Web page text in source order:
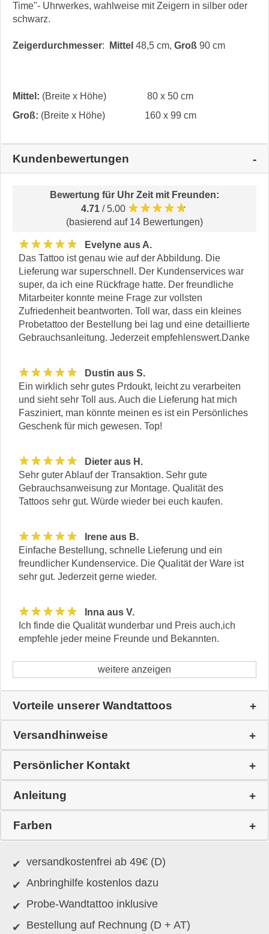
Time"- Uhrwerkes, wahlweise mit Zeigern in silber oder
schwarz.
Zeigerdurchmesser: Mittel 48,5 cm, Groß 90 cm
Mittel: (Breite x Höhe)
80 x 50 cm
Groß: (Breite x Höhe) 160 x 99 cm
Kundenbewertungen
Bewertung für Uhr Zeit mit Freunden:
4.71 / 5.00 ★★★★★
(basierend auf 14 Bewertungen)
★★★★★
Evelyne aus A.
Das Tattoo ist genau wie auf der Abbildung. Die
Lieferung war superschnell. Der Kundenservices war
super, da ich eine Rückfrage hatte. Der freundliche
Mitarbeiter konnte meine Frage zur vollsten
Zufriedenheit beantworten. Toll war, dass ein kleines
Probetattoo der Bestellung bei lag und eine detaillierte
Gebrauchsanleitung. Jederzeit empfehlenswert.Danke
★★★★★
Dustin aus S.
Ein wirklich sehr gutes Prdoukt, leicht zu verarbeiten
und sieht sehr Toll aus. Auch die Lieferung hat mich
Fasziniert, man könnte meinen es ist ein Persönliches
Geschenk für mich gewesen. Top!
★★★★★
Dieter aus H.
Sehr guter Ablauf der Transaktion. Sehr gute
Gebrauchsanweisung zur Montage. Qualität des
Tattoos sehr gut. Würde wieder bei euch kaufen.
★★★★★
Irene aus B.
Einfache Bestellung, schnelle Lieferung und ein
freundlicher Kundenservice. Die Qualität der Ware ist
sehr gut. Jederzeit gerne wieder.
★★★★★
Inna aus V.
Ich finde die Qualität wunderbar und Preis auch,ich
empfehle jeder meine Freunde und Bekannten.
weitere anzeigen
Vorteile unserer Wandtattoos
Versandhinweise
Persönlicher Kontakt
Anleitung
Farben
versandkostenfrei ab 49€ (D)
Anbringhilfe kostenlos dazu
Probe-Wandtattoo inklusive
Bestellung auf Rechnung (D + AT)